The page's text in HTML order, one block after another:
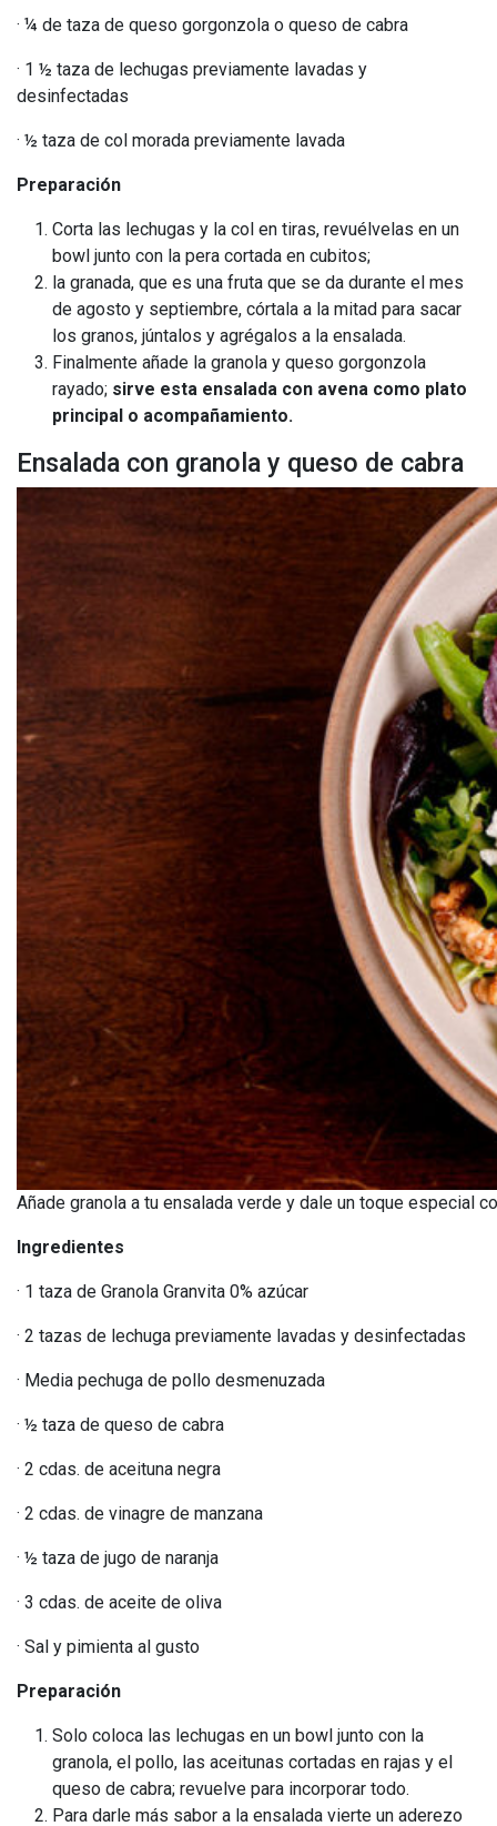
· ¼ de taza de queso gorgonzola o queso de cabra
· 1 ½ taza de lechugas previamente lavadas y
desinfectadas
· ½ taza de col morada previamente lavada
Preparación
Corta las lechugas y la col en tiras, revuélvelas en un
bowl junto con la pera cortada en cubitos;
la granada, que es una fruta que se da durante el mes
de agosto y septiembre, córtala a la mitad para sacar
los granos, júntalos y agrégalos a la ensalada.
Finalmente añade la granola y queso gorgonzola
rayado; sirve esta ensalada con avena como plato
principal o acompañamiento.
Ensalada con granola y queso de cabra
Añade granola a tu ensalada verde y dale un toque especial
Ingredientes
· 1 taza de Granola Granvita 0% azúcar
· 2 tazas de lechuga previamente lavadas y desinfectadas
· Media pechuga de pollo desmenuzada
· ½ taza de queso de cabra
· 2 cdas. de aceituna negra
· 2 cdas. de vinagre de manzana
· ½ taza de jugo de naranja
· 3 cdas. de aceite de oliva
· Sal y pimienta al gusto
Preparación
Solo coloca las lechugas en un bowl junto con la
granola, el pollo, las aceitunas cortadas en rajas y el
queso de cabra; revuelve para incorporar todo.
Para darle más sabor a la ensalada vierte un aderezo